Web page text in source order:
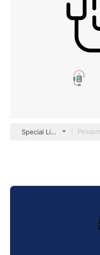
Special Lineal